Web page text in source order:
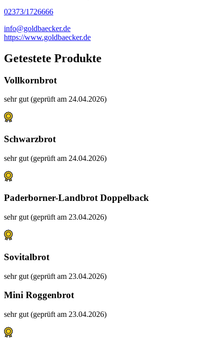
02373/1726666
info@goldbaecker.de
https://www.goldbaecker.de
Getestete Produkte
Vollkornbrot
sehr gut (geprüft am 24.04.2026)
Schwarzbrot
sehr gut (geprüft am 24.04.2026)
Paderborner-Landbrot Doppelback
sehr gut (geprüft am 23.04.2026)
Sovitalbrot
sehr gut (geprüft am 23.04.2026)
Mini Roggenbrot
sehr gut (geprüft am 23.04.2026)